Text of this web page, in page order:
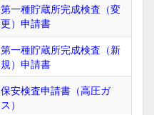
第一種貯蔵所完成検査（変
更）申請書
第一種貯蔵所完成検査（新
規）申請書
保安検査申請書（高圧ガ
ス）